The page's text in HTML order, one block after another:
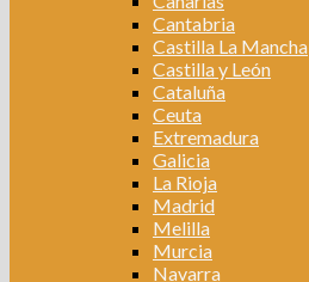
Cantabria
Castilla La Mancha
Castilla y León
Cataluña
Ceuta
Extremadura
Galicia
La Rioja
Madrid
Melilla
Murcia
Navarra